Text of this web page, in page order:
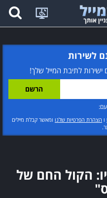
לשירות
לתיבת המייל שלך!
ו הצהרת הפרטיות שלנו ומאשר קבלת מיילים
הקול החם של